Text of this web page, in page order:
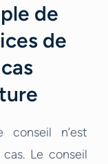
de
de
conseil n’est
Le conseil